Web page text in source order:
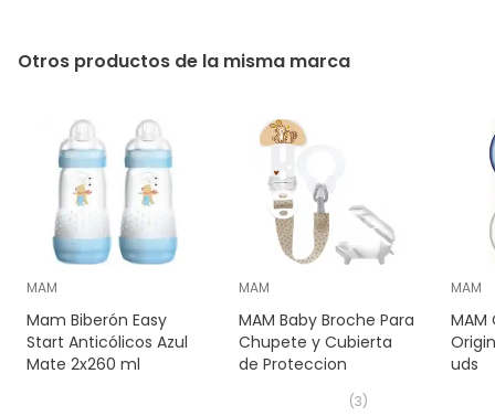
Otros productos de la misma marca
MAM
Mam Biberón Easy
Start Anticólicos Azul
Mate 2x260 ml
MAM
MAM Baby Broche Para
Chupete y Cubierta
de Proteccion
(3)
MAM
MAM
uds